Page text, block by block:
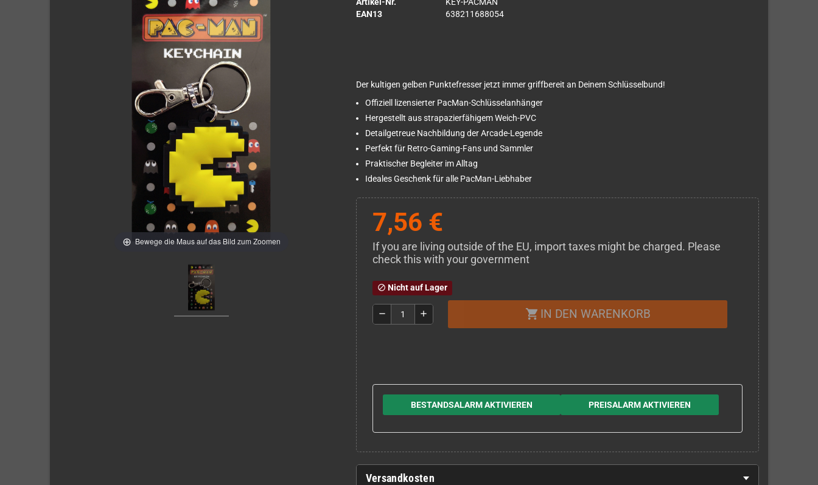
Bewege die Maus auf das Bild zum Zoomen
Artikel-Nr.
KEY-PACMAN
EAN13
638211688054
Der kultigen gelben Punktefresser jetzt immer griffbereit an Deinem Schlüsselbund!
Offiziell lizensierter PacMan-Schlüsselanhänger
Hergestellt aus strapazierfähigem Weich-PVC
Detailgetreue Nachbildung der Arcade-Legende
Perfekt für Retro-Gaming-Fans und Sammler
Praktischer Begleiter im Alltag
Ideales Geschenk für alle PacMan-Liebhaber
7,56 €
If you are living outside of the EU, import taxes might be charged. Please
check this with your government
block Nicht auf Lager
remove add shopping_cart IN DEN WARENKORB
BESTANDSALARM AKTIVIEREN PREISALARM AKTIVIEREN
Versandkosten